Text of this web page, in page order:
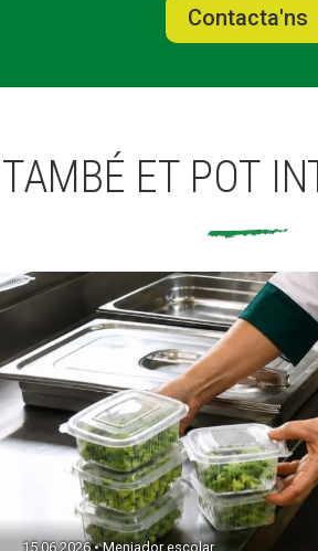
Contacta'ns
TAMBÉ ET POT
15.06.2026 • Menjador escolar